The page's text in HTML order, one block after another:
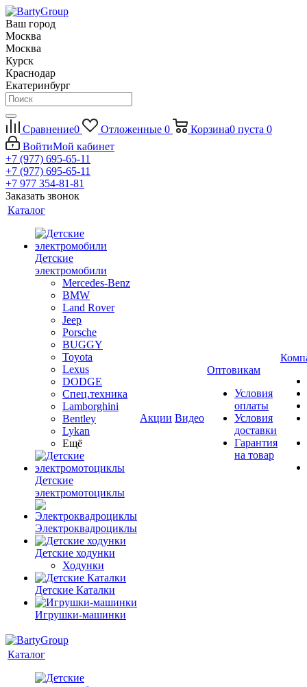
Ваш город
Москва
Москва
Курск
Краснодар
Екатеринбург
Сравнение0 Отложенные 0 Корзина0 пуста 0
ВойтиМой кабинет
+7 (977) 695-65-11
+7 (977) 695-65-11
+7 977 354-81-81
Заказать звонок
Каталог
Детские
электромобили
Mercedes-Benz
BMW
Land Rover
Jeep
Porsche
BUGGY
Toyota
Lexus
DODGE
Спец.техника
Lamborghini
Bentley
Lykan
Ещё
Детские
электромотоциклы
Электроквадроциклы
Детские ходунки
Ходунки
Детские Каталки
Игрушки-машинки
Акции Видео
Оптовикам
Условия
оплаты
Условия
доставки
Гарантия
на товар
Каталог